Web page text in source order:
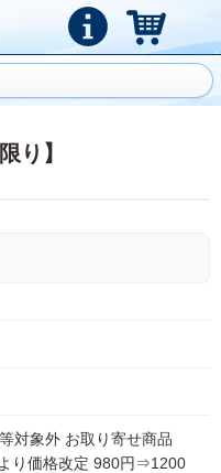
り】
対象外 お取り寄せ商品
り価格改定 980円⇒1200